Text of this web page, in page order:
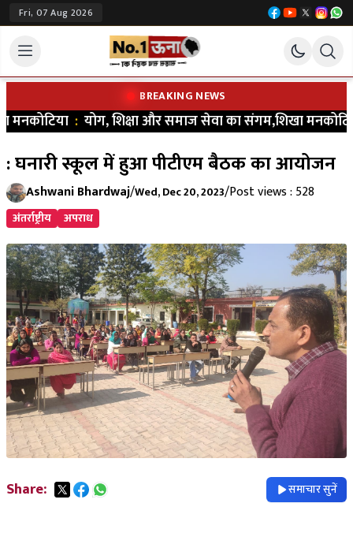
Fri, 07 Aug 2026
BREAKING NEWS
:योग, शिक्षा और समाज सेवा का संगम,शिखा मनकोटिया
: घनारी स्कूल में हुआ पीटीएम बैठक का आयोजन
Ashwani Bhardwaj/Wed, Dec 20, 2023/Post views : 528
अंतर्राष्ट्रीय अपराध
Share: समाचार सुनें